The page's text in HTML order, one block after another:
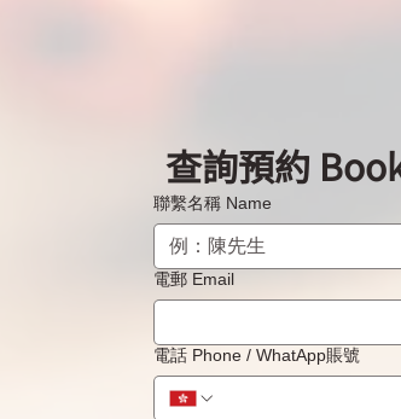
查詢預約
聯繫名稱 Name
電郵 Email
電話 Phone / WhatApp賬號